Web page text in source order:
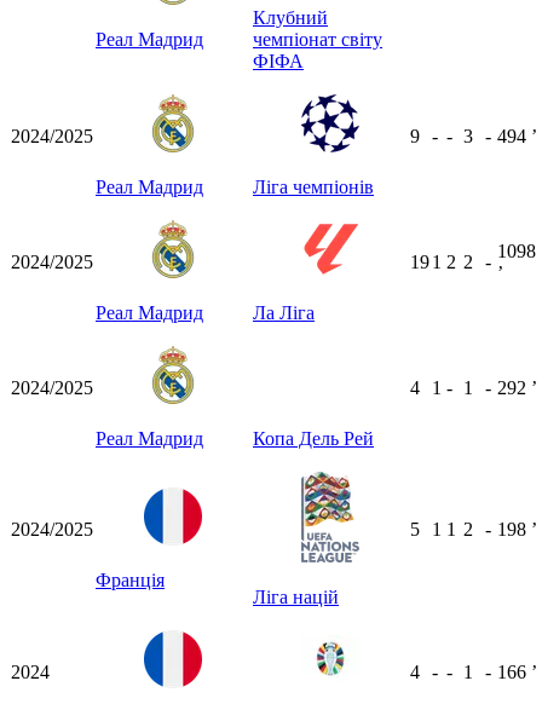
Реал Мадрид
Клубний
чемпіонат світу
ФІФА
2024/2025
Реал Мадрид Ліга чемпіонів
9 - - 3 - 494 ʼ
2024/2025
Реал Мадрид Ла Ліга
191 2 2 -
1098
ʼ
2024/2025
Реал Мадрид Копа Дель Рей
4 1 - 1 - 292 ʼ
2024/2025
Франція
Ліга націй
5 1 1 2 - 198 ʼ
2024 4 - - 1 - 166 ʼ